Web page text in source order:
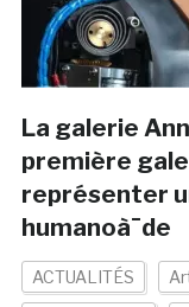
La galerie
première
représenter
humanoà¯de
ACTUALITÉS